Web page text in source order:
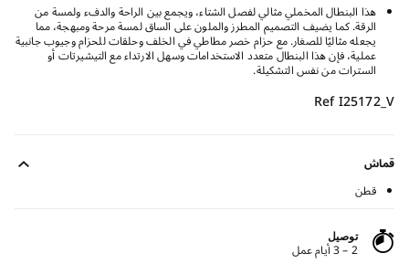
هذا البنطال المخملي مثالي لفصل الشتاء، ويجمع بين الراحة والدفء ولمسة من
الرقة. كما يضيف التصميم المطرز والملون على الساق لمسة مرحة ومبهجة، مما
يجعله مثاليًا للصغار. مع حزام خصر مطاطي في الخلف وحلقات للحزام وجيوب جانبية
عملية، فإن هذا البنطال متعدد الاستخدامات وسهل الارتداء مع التيشيرتات أو
السترات من نفس التشكيلة.
Ref I25172_V
قماش
قطن
توصيل
2 – 3 أيام عمل